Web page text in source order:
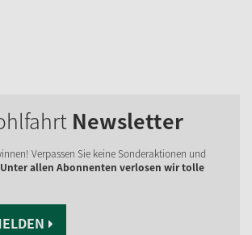
Newsletter
Verpassen Sie keine Sonderaktionen und
Unter allen Abonnenten verlosen wir tolle